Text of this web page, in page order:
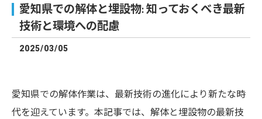
愛知県での解体と埋設物: 知っておくべき最新
技術と環境への配慮
2025/03/05
愛知県での解体作業は、最新技術の進化により新たな時
代を迎えています。本記事では、解体と埋設物の最新技